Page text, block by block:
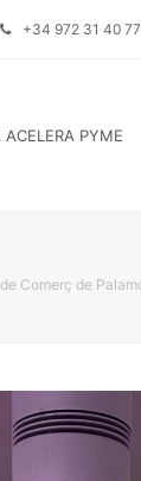
+34 972 31 40 77
ACELERA PYME
Comerç de